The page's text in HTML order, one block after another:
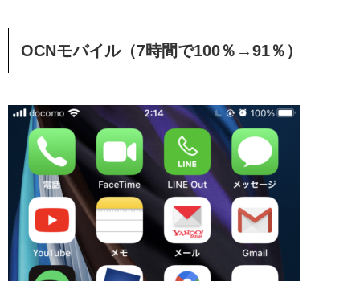
OCNモバイル（7時間で100％→91％）